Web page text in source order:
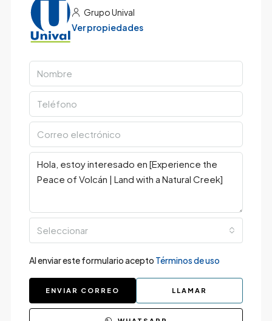
Grupo Unival
Ver propiedades
Seleccionar
Al enviar este formulario acepto Términos de uso
ENVIAR CORREO LLAMAR